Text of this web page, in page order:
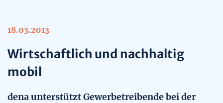
Übersicht
Alternative Antriebe
18.03.2013
Wirtschaftlich und nachhaltig
mobil
dena unterstützt Gewerbetreibende bei der